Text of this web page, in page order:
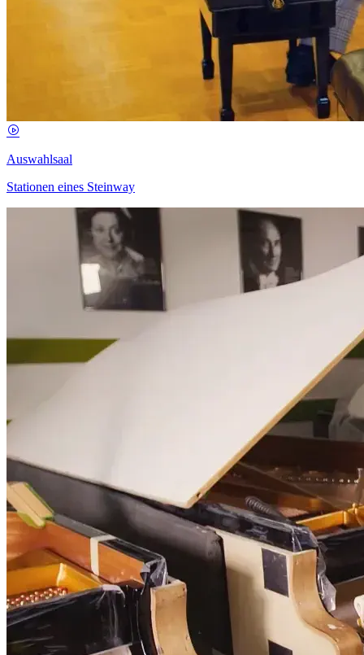
Auswahlsaal
Stationen eines Steinway